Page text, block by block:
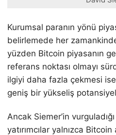
Kurumsal paranın yönü
belirlemede her
yüzden Bitcoin piyasanın
referans noktası olmayı
ilgiyi daha fazla çekmesi
geniş bir yükseliş
Ancak Siemer’in
yatırımcılar yalnızca